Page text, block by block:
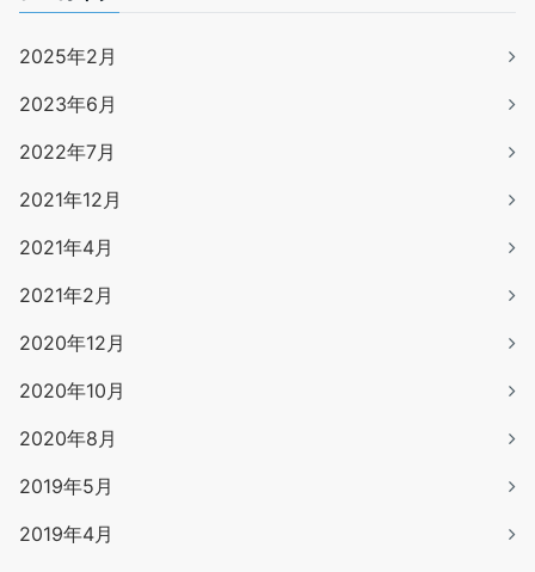
2025年2月
2023年6月
2022年7月
2021年12月
2021年4月
2021年2月
2020年12月
2020年10月
2020年8月
2019年5月
2019年4月